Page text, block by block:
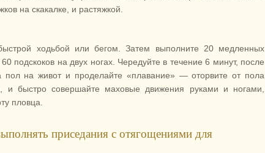
на скакалке, и растяжкой.
ходьбой или бегом. Затем выполните 20 медленных
подскоков на двух ногах. Чередуйте в течение 6 минут, после
пол на живот и проделайте «плавание» — оторвите от пола
и быстро совершайте маховые движения руками и ногами,
пловца.
приседания с отягощениями для